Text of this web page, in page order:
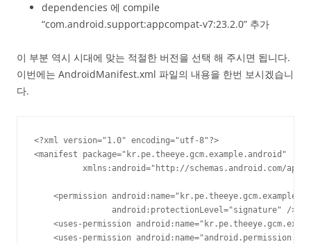
dependencies 에 compile
“com.android.support:appcompat-v7:23.2.0” 추가
이 부분 역시 시대에 맞는 적절한 버전을 선택 해 주시면 됩니다.
이번에는 AndroidManifest.xml 파일의 내용을 한번 보시겠습니
다.
<?xml version="1.0" encoding="utf-8"?>
<manifest package="kr.pe.theeye.gcm.example.android"
xmlns:android="http://schemas.android.com/apk/
<permission
                android:protectionLevel="signature" />
<uses-permission
<uses-permission